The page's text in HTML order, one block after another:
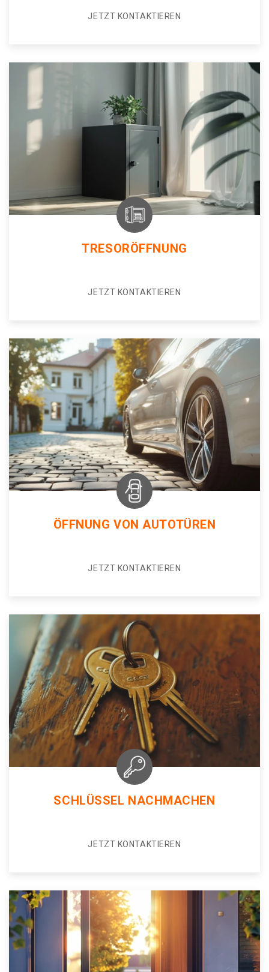
JETZT KONTAKTIEREN
TRESORÖFFNUNG
JETZT KONTAKTIEREN
ÖFFNUNG VON AUTOTÜREN
JETZT KONTAKTIEREN
SCHLÜSSEL NACHMACHEN
JETZT KONTAKTIEREN